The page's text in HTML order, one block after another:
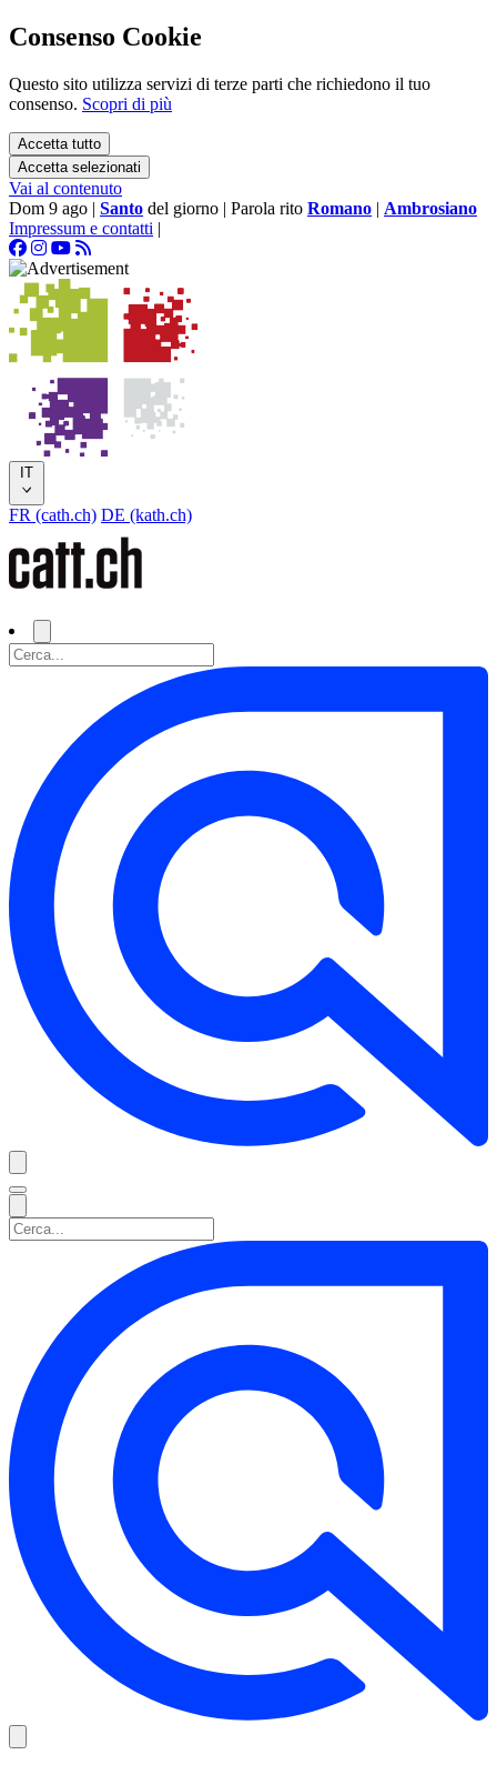
Consenso Cookie
Questo sito utilizza servizi di terze parti che richiedono il tuo
consenso. Scopri di più
Accetta tutto
Accetta selezionati
Vai al contenuto
Dom 9 ago | Santo del giorno | Parola rito Romano | Ambrosiano
Impressum e contatti |
IT
FR (cath.ch) DE (kath.ch)